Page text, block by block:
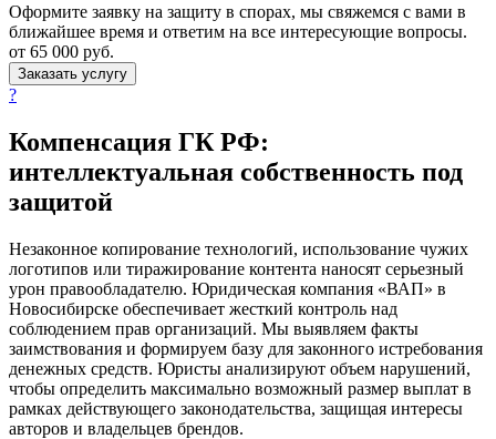
Оформите заявку на защиту в спорах, мы свяжемся с вами в
ближайшее время и ответим на все интересующие вопросы.
от 65 000 руб.
Заказать услугу
?
Компенсация ГК РФ:
интеллектуальная собственность под
защитой
Незаконное копирование технологий, использование чужих
логотипов или тиражирование контента наносят серьезный
урон правообладателю. Юридическая компания «ВАП» в
Новосибирске обеспечивает жесткий контроль над
соблюдением прав организаций. Мы выявляем факты
заимствования и формируем базу для законного истребования
денежных средств. Юристы анализируют объем нарушений,
чтобы определить максимально возможный размер выплат в
рамках действующего законодательства, защищая интересы
авторов и владельцев брендов.